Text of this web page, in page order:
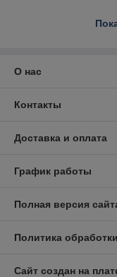
О нас
Контакты
Доставка и оплата
График работы
Полная версия
Политика
Сайт создан на